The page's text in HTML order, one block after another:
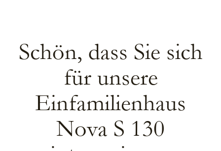
Schön, dass Sie sich
für unsere
Einfamilienhaus
Nova S 130